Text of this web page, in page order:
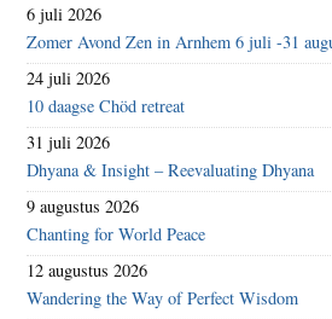
6 juli 2026
Zomer Avond Zen in Arnhem 6 juli -31
24 juli 2026
10 daagse Chöd retreat
31 juli 2026
Dhyana & Insight – Reevaluating Dhyana
9 augustus 2026
Chanting for World Peace
12 augustus 2026
Wandering the Way of Perfect Wisdom